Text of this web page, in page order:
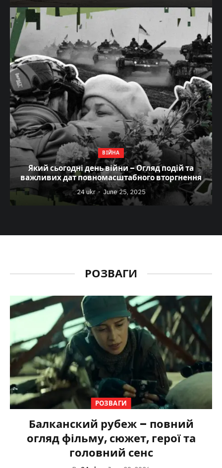
ВІЙНА
Який сьогодні день війни – Огляд подій та
важливих дат повномасштабного вторгнення
24 ukr June 25, 2025
РОЗВАГИ
РОЗВАГИ
Балканский рубеж – повний
огляд фільму, сюжет, герої та
головний сенс